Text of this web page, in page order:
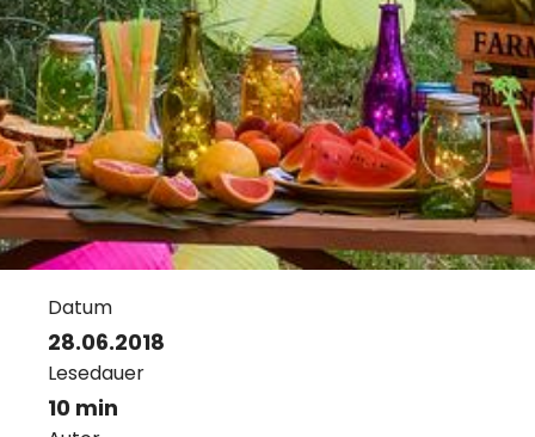
Datum
28.06.2018
Lesedauer
10 min